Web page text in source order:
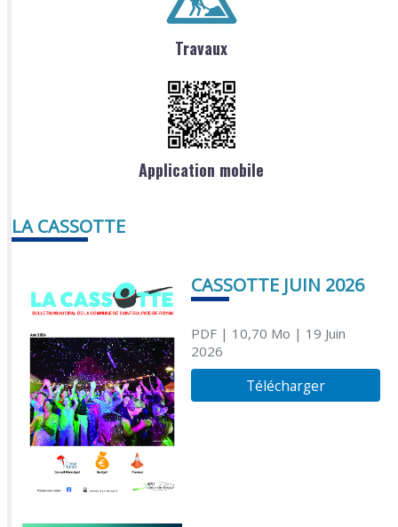
Travaux
Application mobile
LA CASSOTTE
CASSOTTE JUIN 2026
PDF| 10,70 Mo | 19 Juin
2026
Télécharger